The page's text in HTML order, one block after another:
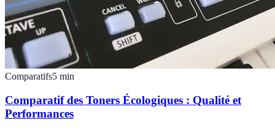
Comparatifs5 min
Comparatif des Toners Écologiques : Qualité et
Performances